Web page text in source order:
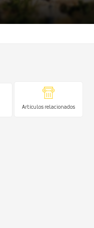
Artículos relacionados